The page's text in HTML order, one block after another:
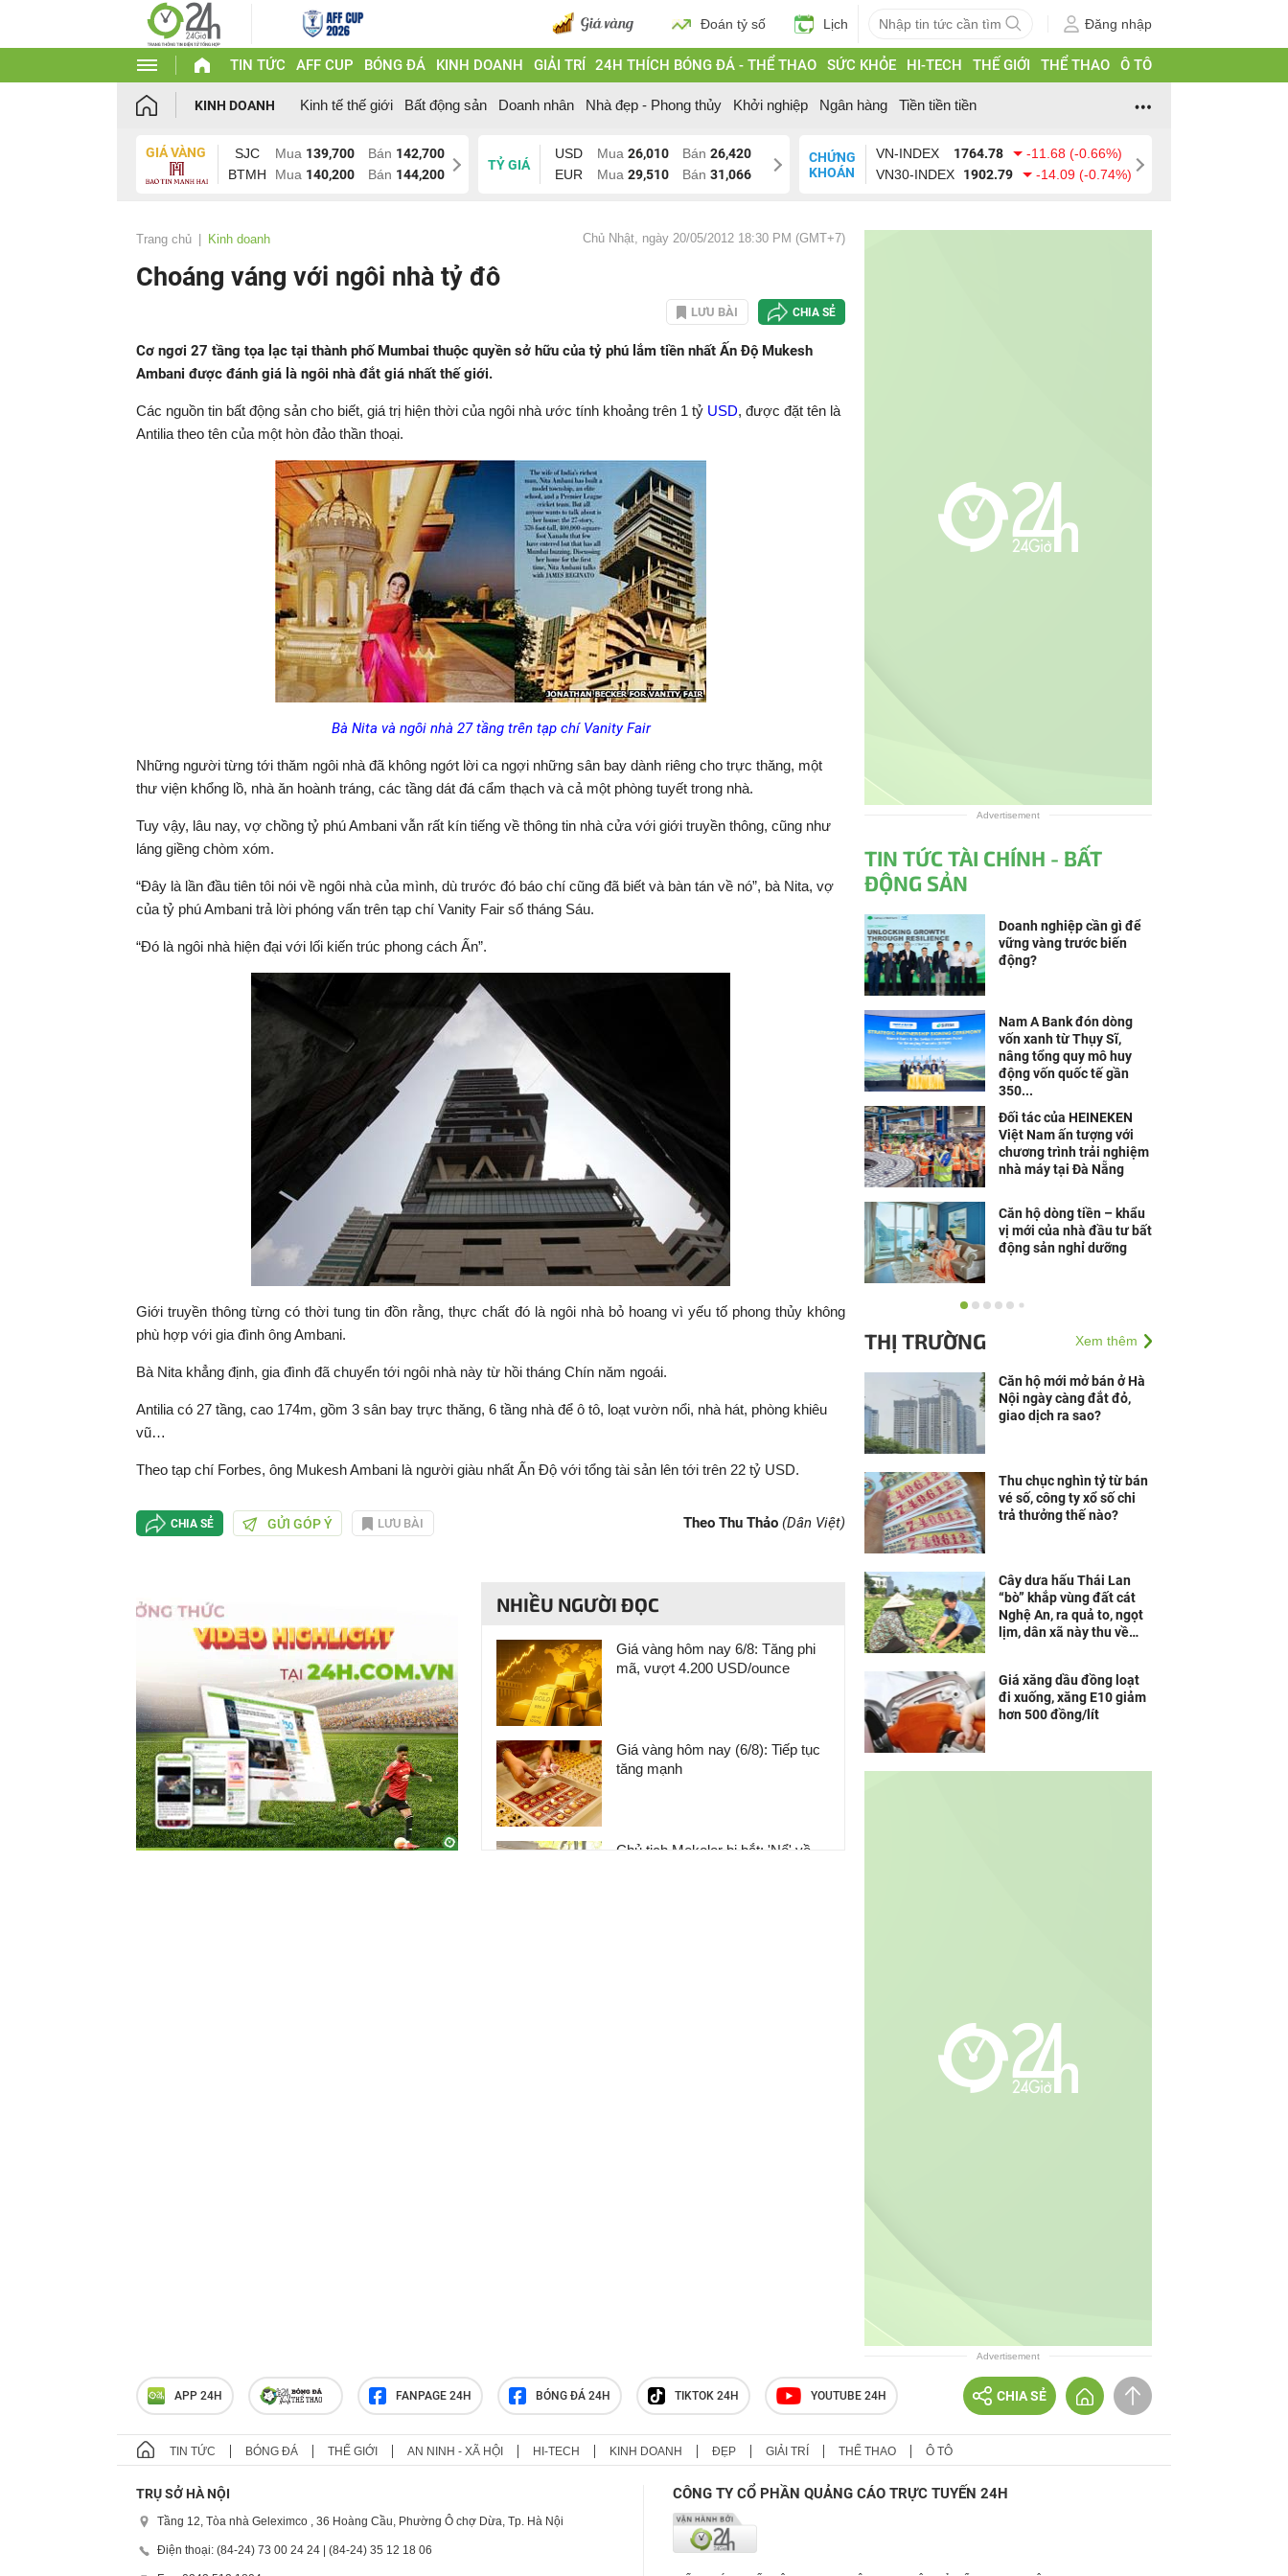
Đoán tỷ số Lịch Đăng nhập
TIN TỨC AFF CUP BÓNG ĐÁ KINH DOANH GIẢI TRÍ 24H THÍCH BÓNG ĐÁ - THỂ THAO SỨC KHỎE HI-TECH THẾ GIỚI THỂ THAO Ô TÔ
KINH DOANH Kinh tế thế giới Bất động sản Doanh nhân Nhà đẹp - Phong thủy Khởi nghiệp Ngân hàng Tiền tiền tiền
GIÁ VÀNG SJC Mua 139,700 Bán 142,700
BTMH
Mua 140,200 Bán 144,200
TỶ GIÁ
USD Mua 26,010 Bán 26,420
EUR
Mua 29,510 Bán 31,066
CHỨNG
KHOÁN
VN-INDEX 1764.78
-11.68 (-0.66%)
VN30-INDEX
1902.79 -14.09 (-0.74%)
Trang chủ Kinh doanh Chủ Nhật, ngày 20/05/2012 18:30 PM (GMT+7)
Choáng váng với ngôi nhà tỷ đô
LƯU BÀI CHIA SẺ
Cơ ngơi 27 tầng tọa lạc tại thành phố Mumbai thuộc quyền sở hữu của tỷ phú lắm tiền nhất Ấn Độ Mukesh
Ambani được đánh giá là ngôi nhà đắt giá nhất thế giới.
Các nguồn tin bất động sản cho biết, giá trị hiện thời của ngôi nhà ước tính khoảng trên 1 tỷ USD, được đặt tên là
Antilia theo tên của một hòn đảo thần thoại.
Bà Nita và ngôi nhà 27 tầng trên tạp chí Vanity Fair
Những người từng tới thăm ngôi nhà đã không ngớt lời ca ngợi những sân bay dành riêng cho trực thăng, một
thư viện khổng lồ, nhà ăn hoành tráng, các tầng dát đá cẩm thạch và cả một phòng tuyết trong nhà.
Tuy vậy, lâu nay, vợ chồng tỷ phú Ambani vẫn rất kín tiếng về thông tin nhà cửa với giới truyền thông, cũng như
láng giềng chòm xóm.
“Đây là lần đầu tiên tôi nói về ngôi nhà của mình, dù trước đó báo chí cũng đã biết và bàn tán về nó”, bà Nita, vợ
của tỷ phú Ambani trả lời phóng vấn trên tạp chí Vanity Fair số tháng Sáu.
“Đó là ngôi nhà hiện đại với lối kiến trúc phong cách Ấn”.
Giới truyền thông từng có thời tung tin đồn rằng, thực chất đó là ngôi nhà bỏ hoang vì yếu tố phong thủy không
phù hợp với gia đình ông Ambani.
Bà Nita khẳng định, gia đình đã chuyển tới ngôi nhà này từ hồi tháng Chín năm ngoái.
Antilia có 27 tầng, cao 174m, gồm 3 sân bay trực thăng, 6 tầng nhà để ô tô, loạt vườn nổi, nhà hát, phòng khiêu
vũ…
Theo tạp chí Forbes, ông Mukesh Ambani là người giàu nhất Ấn Độ với tổng tài sản lên tới trên 22 tỷ USD.
CHIA SẺ GỬI GÓP Ý LƯU BÀI Theo Thu Thảo (Dân Việt)
NHIỀU NGƯỜI ĐỌC
Giá vàng hôm nay 6/8: Tăng phi
mã, vượt 4.200 USD/ounce
Giá vàng hôm nay (6/8): Tiếp tục
tăng mạnh
Chủ tịch Mekolor bị bắt: 'Nổ' về
Advertisement
TIN TỨC TÀI CHÍNH - BẤT
ĐỘNG SẢN
Doanh nghiệp cần gì để
vững vàng trước biến
động?
Nam A Bank đón dòng
vốn xanh từ Thụy Sĩ,
nâng tổng quy mô huy
động vốn quốc tế gần
350...
Đối tác của HEINEKEN
Việt Nam ấn tượng với
chương trình trải nghiệm
nhà máy tại Đà Nẵng
Căn hộ dòng tiền – khẩu
vị mới của nhà đầu tư bất
động sản nghỉ dưỡng
Công nghệ AI từ OPES
Insurance Summit 2026
Khám phá căn hộ mẫu,
trải nghiệm không gian
THỊ TRƯỜNG Xem thêm
Căn hộ mới mở bán ở Hà
Nội ngày càng đắt đỏ,
giao dịch ra sao?
Thu chục nghìn tỷ từ bán
vé số, công ty xổ số chi
trả thưởng thế nào?
Cây dưa hấu Thái Lan
“bò” khắp vùng đất cát
Nghệ An, ra quả to, ngọt
lịm, dân xã này thu về
Giá xăng dầu đồng loạt
đi xuống, xăng E10 giảm
hơn 500 đồng/lít
Advertisement
APP 24H FANPAGE 24H BÓNG ĐÁ 24H TIKTOK 24H YOUTUBE 24H CHIA SẺ
TIN TỨC BÓNG ĐÁ THẾ GIỚI AN NINH - XÃ HỘI HI-TECH KINH DOANH ĐẸP GIẢI TRÍ THỂ THAO Ô TÔ
TRỤ SỞ HÀ NỘI
Tầng 12, Tòa nhà Geleximco , 36 Hoàng Cầu, Phường Ô chợ Dừa, Tp. Hà Nội
Điện thoại: (84-24) 73 00 24 24 | (84-24) 35 12 18 06
CÔNG TY CỔ PHẦN QUẢNG CÁO TRỰC TUYẾN 24H